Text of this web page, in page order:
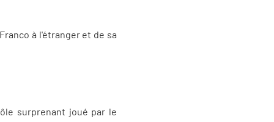
à l'étranger et de sa
surprenant joué par le